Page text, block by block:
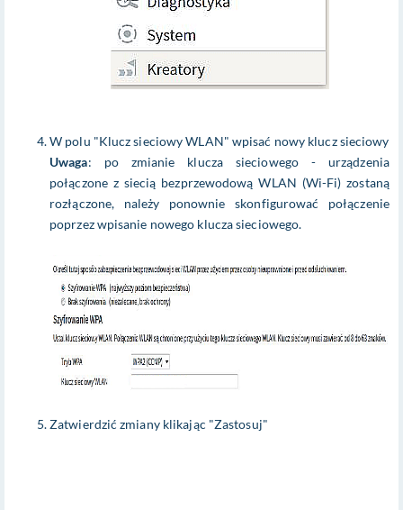
W polu "Klucz sieciowy WLAN" wpisać nowy klucz sieciowy
Uwaga: po zmianie klucza sieciowego - urządzenia
połączone z siecią bezprzewodową WLAN (Wi-Fi) zostaną
rozłączone, należy ponownie skonfigurować połączenie
poprzez wpisanie nowego klucza sieciowego.
Zatwierdzić zmiany klikając "Zastosuj"